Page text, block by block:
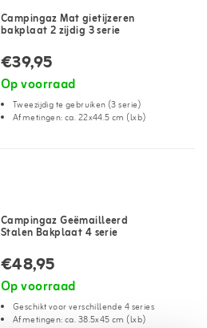
Campingaz Mat gietijzeren
bakplaat 2 zijdig 3 serie
€39,95
Op voorraad
Tweezijdig te gebruiken (3 serie)
Afmetingen: ca. 22x44.5 cm (lxb)
Campingaz Geëmailleerd
Stalen Bakplaat 4 serie
€48,95
Op voorraad
Geschikt voor verschillende 4 series
Afmetingen: ca. 38.5x45 cm (lxb)